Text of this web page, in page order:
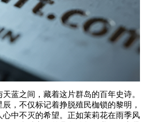
蓝之间，藏着这片群岛的百年史诗。
，不仅标记着挣脱殖民枷锁的黎明，
中不灭的希望。正如茉莉花在雨季风